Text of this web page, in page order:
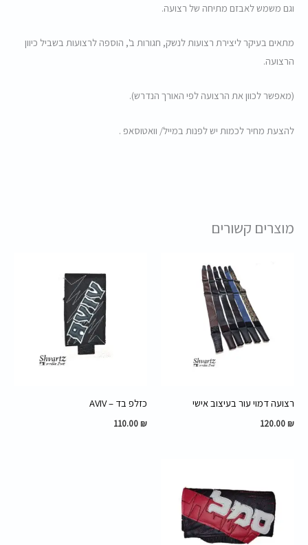
וגם משמש לאבזם מתיחה של רצועה.
מתאים בעיקר ליצירת רצועות לנשק, חגורות ב', הוספה לרצועות בשביל כיוון
הרצועה.
(מאפשר לכוון את הרצועה לפי האורך הנדרש).
להצעת מחיר לכמות יש לפנות במייל/ וואטוסאפ .
מוצרים קשורים
רצועה דמוי עור בעיצוב אישי
120.00 ₪
כזלפ בד – AVIV
110.00 ₪